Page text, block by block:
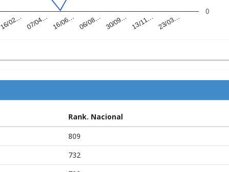
16/02… 07/04… 16/06… 06/08… 30/09… 13/11… 23/03…
0
Rank. Nacional
809
732